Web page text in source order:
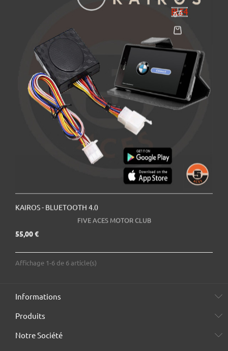
KAIROS - BLUETOOTH 4.0
FIVE ACES MOTOR CLUB
55,00 €Prix
Affichage 1-6 de 6 article(s)
Informations
Produits
Notre Société